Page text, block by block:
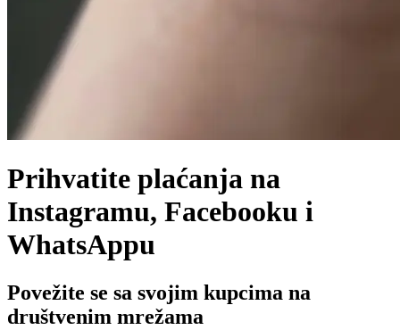
Prihvatite plaćanja na
Instagramu, Facebooku i
WhatsAppu
Povežite se sa svojim kupcima na
društvenim mrežama